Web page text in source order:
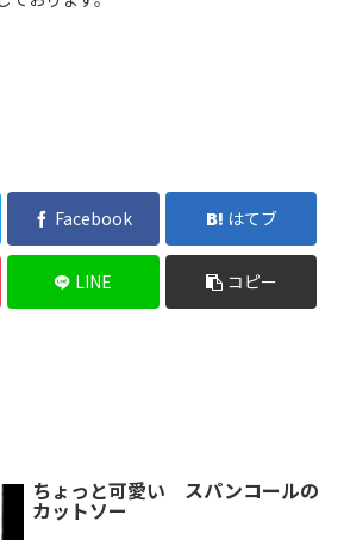
Facebook はてブ
LINE コピー
ちょっと可愛い スパンコールの
カットソー